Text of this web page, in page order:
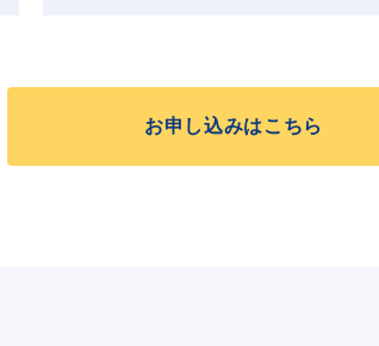
お申し込みはこちら